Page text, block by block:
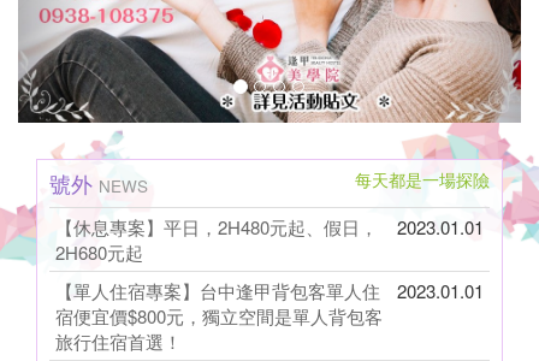
safe,high
quality
hostel
號外 NEWS 每天都是一場探險
【休息專案】平日，2H480元起、假日，
2H680元起
2023.01.01
【單人住宿專案】台中逢甲背包客單人住
宿便宜價$800元，獨立空間是單人背包客
旅行住宿首選！
2023.01.01